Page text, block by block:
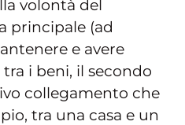
volontà del
principale (ad
e avere
i beni, il secondo
collegamento che
tra una casa e un